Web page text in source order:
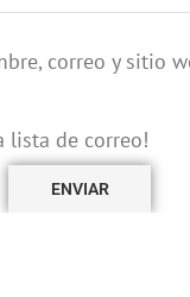
correo y sitio
lista de correo!